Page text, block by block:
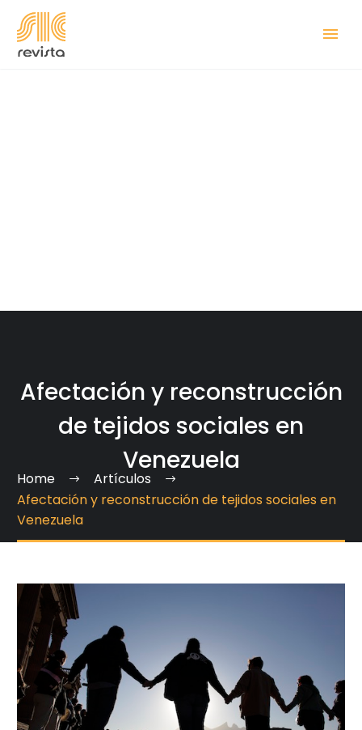
Afectación y reconstrucción
de tejidos sociales en
Venezuela
Home
Artículos
Afectación y reconstrucción de tejidos sociales en
Venezuela